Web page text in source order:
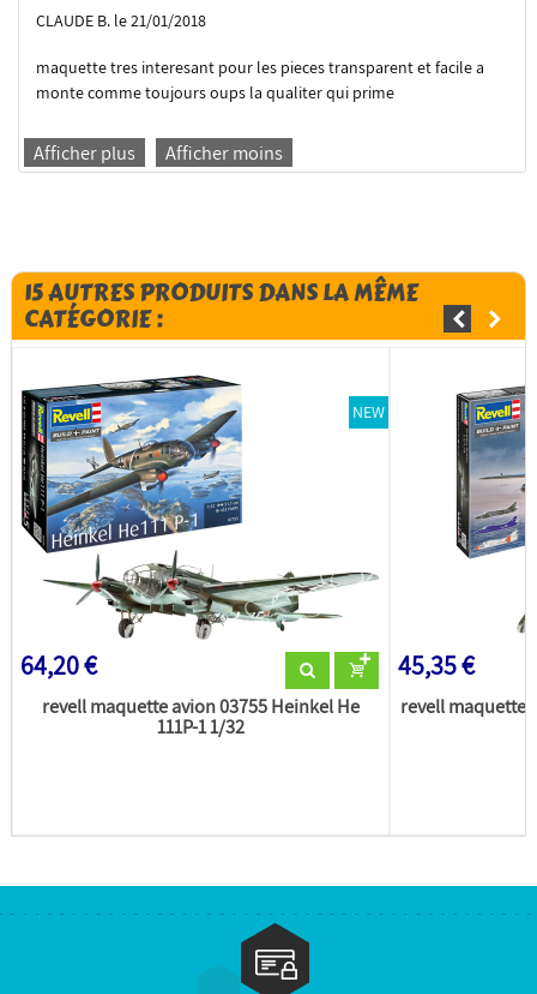
CLAUDE B. le 21/01/2018
maquette tres interesant pour les pieces transparent et facile a
monte comme toujours oups la qualiter qui prime
Afficher plus Afficher moins
15 AUTRES PRODUITS DANS LA MÊME
CATÉGORIE :
NEW
64,20 €
revell maquette avion 03755 Heinkel He
111P-1 1/32
45,35 €
revell maquette